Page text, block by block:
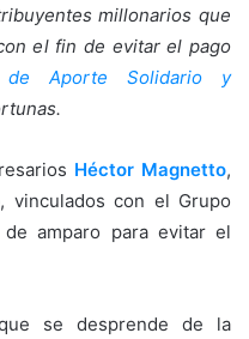
millonarios que
el fin de evitar el pago
de Aporte Solidario y
Héctor Magnetto,
, vinculados con el Grupo
amparo para evitar el
se desprende de la